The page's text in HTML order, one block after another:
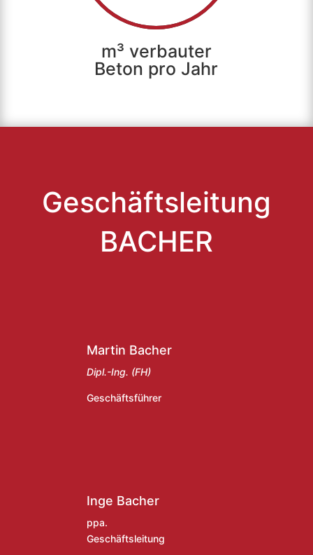
m³ verbauter
Beton pro Jahr
Geschäfts­leitung
BACHER
Martin Bacher
Dipl.-Ing. (FH)
Geschäftsführer
Inge Bacher
ppa.
Geschäftsleitung